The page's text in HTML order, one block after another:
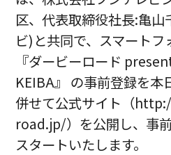
区、代表取締役社長:亀
ビ)と共同で、スマートフ
『ダービーロード
KEIBA』 の事前登録を本
併せて公式サイト（
road.jp/）を公開し、事
スタートいたします。